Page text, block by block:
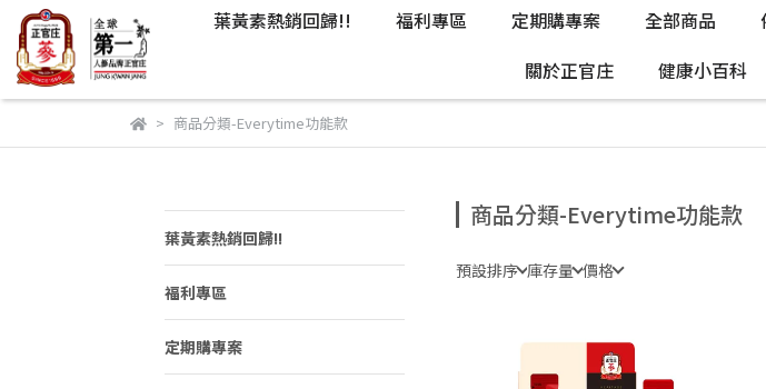
葉黃素熱銷回歸!! 福利專區 定期購專案 全部商品
關於正官庄
健康小百科
商品分類-Everytime功能款
葉黃素熱銷回歸!!
福利專區
定期購專案
商品分類-Everytime功能款
預設排序 庫存量 價格